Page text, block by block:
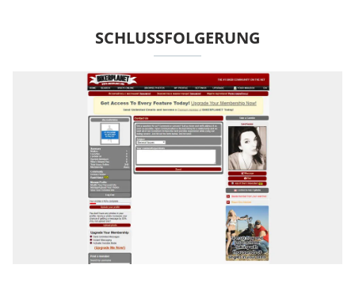
SCHLUSSFOLGERUNG